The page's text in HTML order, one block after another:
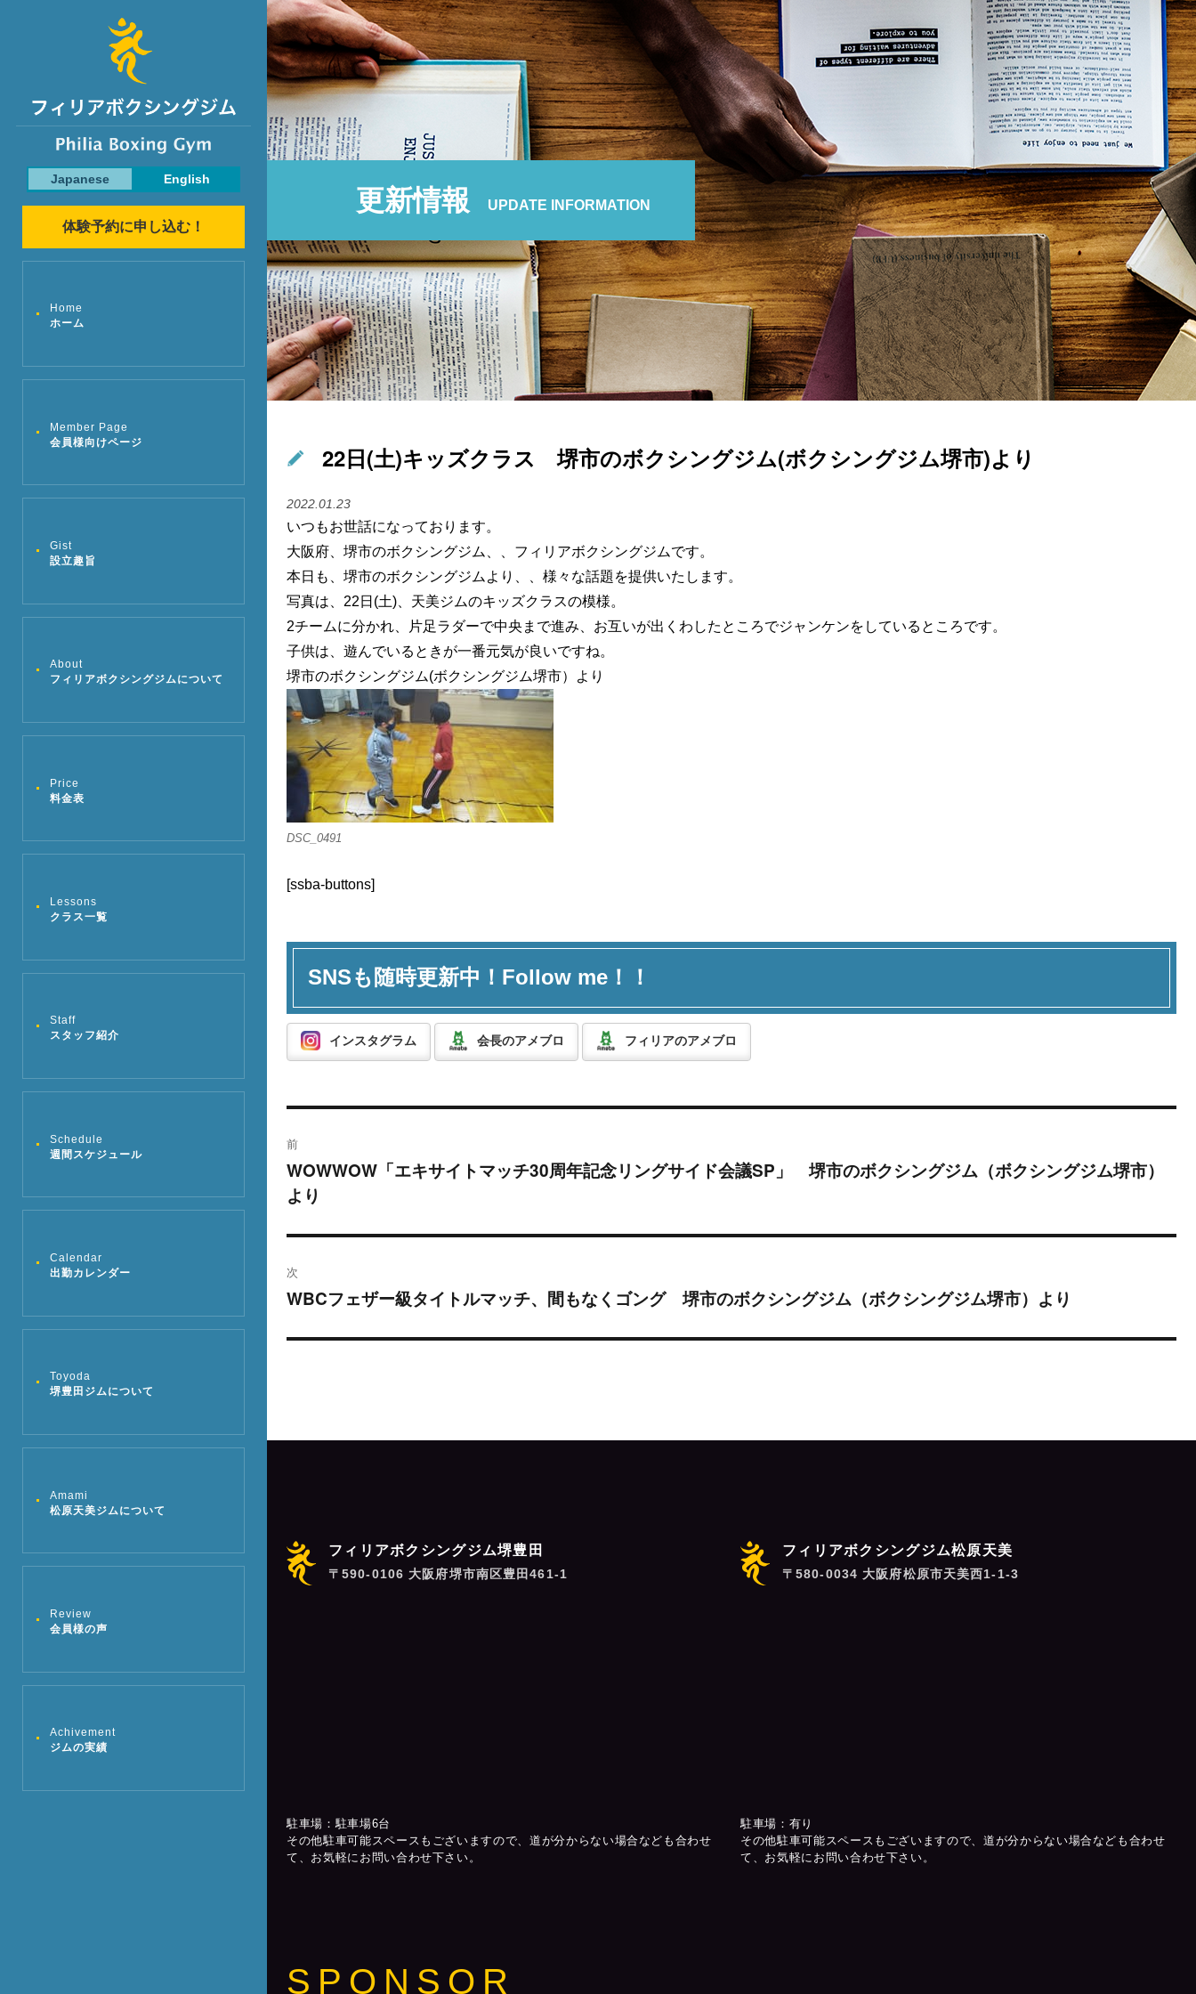
Japanese English
体験予約に申し込む！
Home
ホーム
Member Page
会員様向けページ
Gist
設立趣旨
About
フィリアボクシングジムについて
Price
料金表
Lessons
クラス一覧
Staff
スタッフ紹介
Schedule
週間スケジュール
Calendar
出勤カレンダー
Toyoda
堺豊田ジムについて
Amami
松原天美ジムについて
Review
会員様の声
Achivement
ジムの実績
更新情報 UPDATE INFORMATION
22日(土)キッズクラス 堺市のボクシングジム(ボクシングジム堺市)より
2022.01.23
いつもお世話になっております。
大阪府、堺市のボクシングジム、、フィリアボクシングジムです。
本日も、堺市のボクシングジムより、、様々な話題を提供いたします。
写真は、22日(土)、天美ジムのキッズクラスの模様。
2チームに分かれ、片足ラダーで中央まで進み、お互いが出くわしたところでジャンケンをしているところです。
子供は、遊んでいるときが一番元気が良いですね。
堺市のボクシングジム(ボクシングジム堺市）より
DSC_0491
[ssba-buttons]
SNSも随時更新中！Follow me！！
インスタグラム 会長のアメブロ フィリアのアメブロ
稿
ナ
ビ
ゲ
ー
シ
前
過
去
稿:
WOWWOW「エキサイトマッチ30周年記念リングサイド会議SP」 堺市のボクシングジム（ボクシングジム堺市）
より
次
次
WBCフェザー級タイトルマッチ、間もなくゴング 堺市のボクシングジム（ボクシングジム堺市）より
フィリアボクシングジム堺豊田
〒590-0106 大阪府堺市南区豊田461-1
駐車場：駐車場6台
その他駐車可能スペースもございますので、道が分からない場合なども合わせ
て、お気軽にお問い合わせ下さい。
フィリアボクシングジム松原天美
〒580-0034 大阪府松原市天美西1-1-3
駐車場：有り
その他駐車可能スペースもございますので、道が分からない場合なども合わせ
て、お気軽にお問い合わせ下さい。
SPONSOR